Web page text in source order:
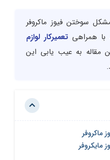
سوختن فیوز ماکروفر
با همراهی تعمیرکار لوازم
مقاله به عیب یابی این
ماکروفر